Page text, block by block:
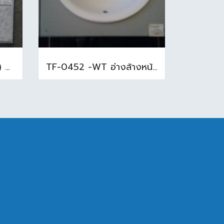
16x16นิ้ว นกสโมกกี้ ( D ) A (Pack6) TF-0452 -WT อ่างล้างหน้าบนเคาน์เตอร์ สีขาว